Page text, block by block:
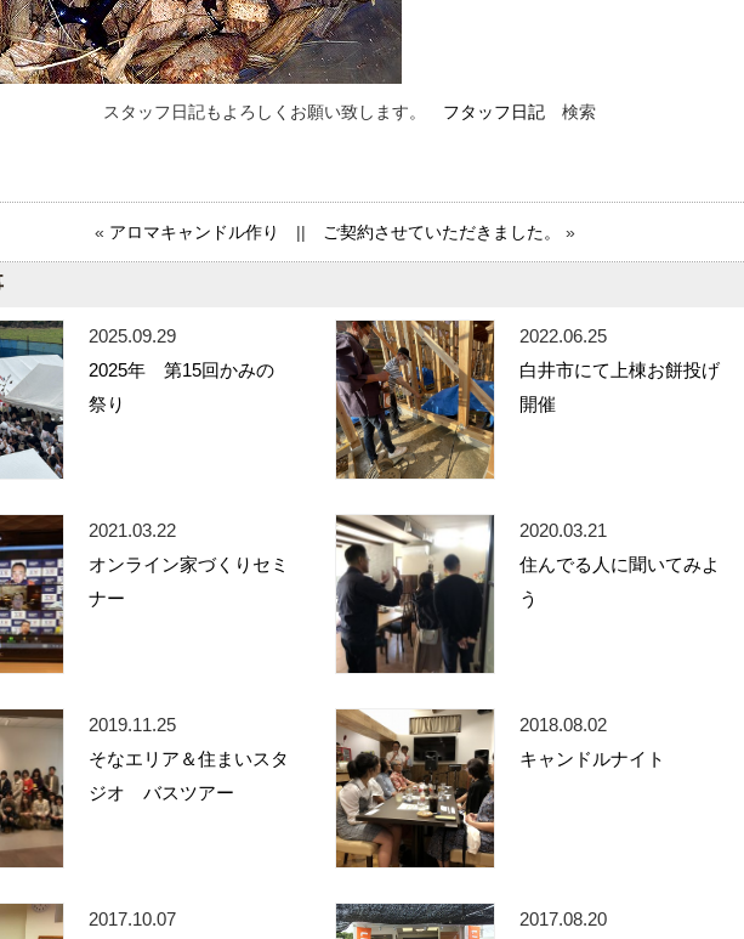
フ日記もよろしくお願い致します。 フタッフ日記 検索
« アロマキャンドル作り || ご契約させていただきました。 »
2025.09.29
2025年 第15回かみの
祭り
2022.06.25
白井市にて上棟お餅投げ
開催
2021.03.22
オンライン家づくりセミ
ナー
2020.03.21
住んでる人に聞いてみよ
う
2019.11.25
そなエリア＆住まいスタ
ジオ バスツアー
2018.08.02
キャンドルナイト
2017.10.07 2017.08.20